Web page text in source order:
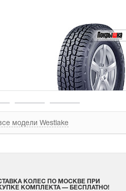
модели Westlake
КОЛЕС ПО МОСКВЕ ПРИ
КОМПЛЕКТА — БЕСПЛАТНО!